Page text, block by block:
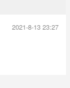
2021-8-13 23:27